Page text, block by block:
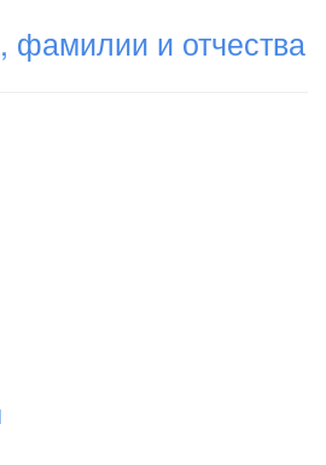
фамилии и отчества